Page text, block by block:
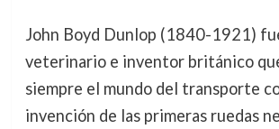
John Boyd Dunlop (1840-1921)
veterinario e inventor británico
siempre el mundo del transporte
invención de las primeras ruedas